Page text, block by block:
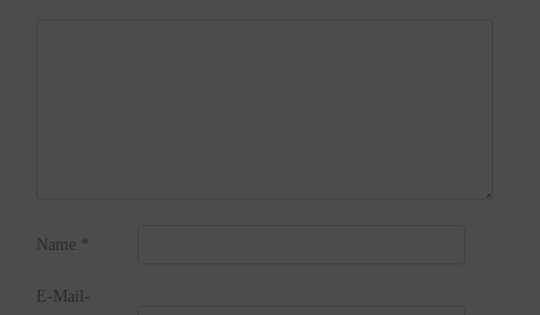
Name *
E-Mail-